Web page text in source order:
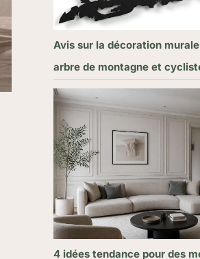
Avis sur la décoration
arbre de montagne et
4 idées tendance pour des